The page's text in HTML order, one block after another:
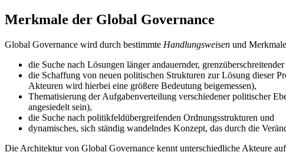
Merkmale der Global Governance
Global Governance wird durch bestimmte Handlungsweisen und
die Suche nach Lösungen länger andauernder,
die Schaffung von neuen politischen Strukturen zur Lösung dieser
Akteuren wird hierbei eine größere Bedeutung beigemessen),
Thematisierung der Aufgaben­verteilung verschiedener politischer
angesiedelt sein),
die Suche nach politikfeld­übergreifenden Ordnungs­strukturen und
dynamisches, sich ständig wandelndes Konzept, das durch die
Die Architektur von Global Governance kennt unterschiedliche Akteure